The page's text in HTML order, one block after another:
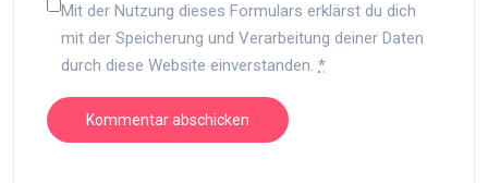
Mit der Nutzung dieses Formulars erklärst du dich
mit der Speicherung und Verarbeitung deiner Daten
durch diese Website einverstanden. *